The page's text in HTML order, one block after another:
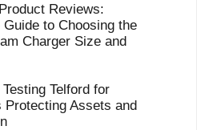
Reviews:
Guide to Choosing the
Charger Size and
Telford for
Protecting Assets and